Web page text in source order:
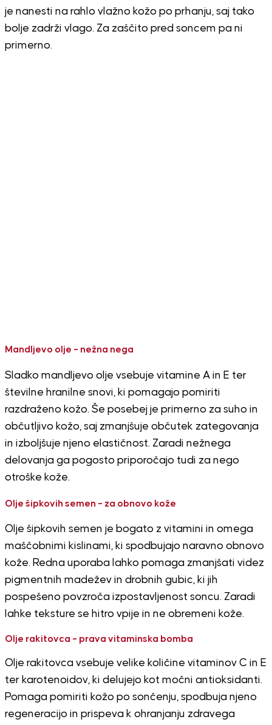
je nanesti na rahlo vlažno kožo po prhanju, saj tako
bolje zadrži vlago. Za zaščito pred soncem pa ni
primerno.
Mandljevo olje – nežna nega
Sladko mandljevo olje vsebuje vitamine A in E ter
številne hranilne snovi, ki pomagajo pomiriti
razdraženo kožo. Še posebej je primerno za suho in
občutljivo kožo, saj zmanjšuje občutek zategovanja
in izboljšuje njeno elastičnost. Zaradi nežnega
delovanja ga pogosto priporočajo tudi za nego
otroške kože.
Olje šipkovih semen – za obnovo kože
Olje šipkovih semen je bogato z vitamini in omega
maščobnimi kislinami, ki spodbujajo naravno obnovo
kože. Redna uporaba lahko pomaga zmanjšati videz
pigmentnih madežev in drobnih gubic, ki jih
pospešeno povzroča izpostavljenost soncu. Zaradi
lahke teksture se hitro vpije in ne obremeni kože.
Olje rakitovca – prava vitaminska bomba
Olje rakitovca vsebuje velike količine vitaminov C in E
ter karotenoidov, ki delujejo kot močni antioksidanti.
Pomaga pomiriti kožo po sončenju, spodbuja njeno
regeneracijo in prispeva k ohranjanju zdravega